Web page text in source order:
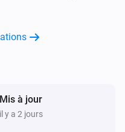
Mis à jour
il y a 2 jours